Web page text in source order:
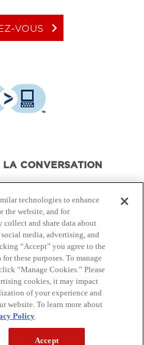
VOUS keyboard_arrow_right
CONVERSATION
Tous droits réservés.
Conditions d'utilisation
du Site
technologies to enhance
the website, and for
and share data about
media, advertising, and
“Accept” you agree to the
these purposes. To manage
“Manage Cookies.” Please
cookies, it may impact
of your experience and
website. To learn more about
Policy
Accept